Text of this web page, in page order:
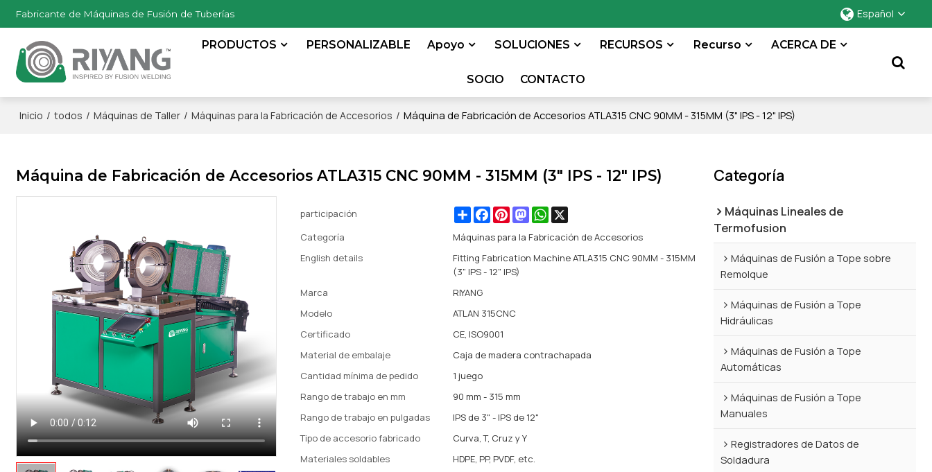
Fabricante de Máquinas de Fusión de Tuberías Español
PRODUCTOS PERSONALIZABLE Apoyo SOLUCIONES RECURSOS Recurso ACERCA DE
SOCIO CONTACTO
Inicio / todos / Máquinas de Taller / Máquinas para la Fabricación de Accesorios / Máquina de Fabricación de Accesorios ATLA315 CNC 90MM - 315MM (3" IPS - 12" IPS)
Máquina de Fabricación de Accesorios ATLA315 CNC 90MM - 315MM (3" IPS - 12" IPS)
participación ShareFacebook
PinterestMastodonWhatsApp
Categoría
Máquinas para la Fabricación de Accesorios
English details
Fitting Fabrication Machine ATLA315 CNC 90MM - 315MM
(3" IPS - 12" IPS)
Marca
RIYANG
Modelo
ATLAN 315CNC
Certificado
CE, ISO9001
Material de embalaje
Caja de madera contrachapada
Cantidad mínima de pedido
1 juego
Rango de trabajo en mm
90 mm - 315 mm
Rango de trabajo en pulgadas
IPS de 3" - IPS de 12"
Tipo de accesorio fabricado
Curva, T, Cruz y Y
Materiales soldables
HDPE, PP, PVDF, etc.
Categoría
Máquinas Lineales de
Termofusion
Máquinas de Fusión a Tope sobre
Remolque
Máquinas de Fusión a Tope
Hidráulicas
Máquinas de Fusión a Tope
Automáticas
Máquinas de Fusión a Tope
Manuales
Registradores de Datos de
Soldadura